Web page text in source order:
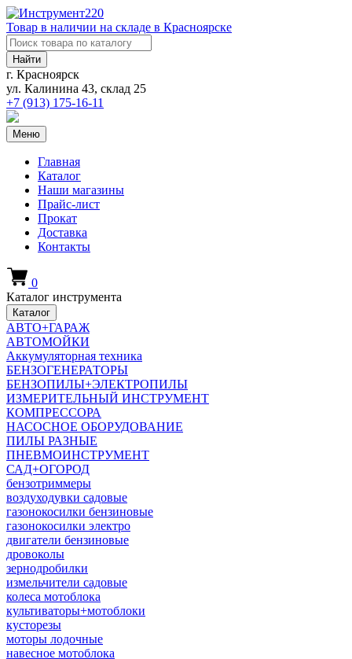
Товар в наличии на складе в Красноярске
Найти
г. Красноярск
ул. Калинина 43, склад 25
+7 (913) 175-16-11
Меню
Главная
Каталог
Наши магазины
Прайс-лист
Прокат
Доставка
Контакты
0
Каталог инструмента
Каталог
АВТО+ГАРАЖ
АВТОМОЙКИ
Аккумуляторная техника
БЕНЗОГЕНЕРАТОРЫ
БЕНЗОПИЛЫ+ЭЛЕКТРОПИЛЫ
ИЗМЕРИТЕЛЬНЫЙ ИНСТРУМЕНТ
КОМПРЕССОРА
НАСОСНОЕ ОБОРУДОВАНИЕ
ПИЛЫ РАЗНЫЕ
ПНЕВМОИНСТРУМЕНТ
САД+ОГОРОД
бензотриммеры
воздуходувки садовые
газонокосилки бензиновые
газонокосилки электро
двигатели бензиновые
дровоколы
зернодробилки
измельчители садовые
колеса мотоблока
культиваторы+мотоблоки
кусторезы
моторы лодочные
навесное мотоблока